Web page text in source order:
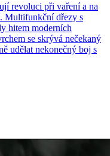
revoluci při vaření a na
Multifunkční dřezy s
hitem moderních
se skrývá nečekaný
udělat nekonečný boj s